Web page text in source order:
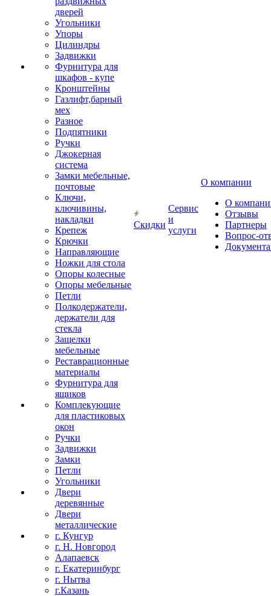
дверей
Угольники
Упоры
Цилиндры
Задвижки
Фурнитура для
шкафов - купе
Кронштейны
Газлифт,барный
мех
Разное
Подпятники
Ручки
Джокерная
система
Замки мебельные,
почтовые
Ключи,
ключивины,
накладки
Крепеж
Крючки
Направляющие
Ножки для стола
Опоры колесные
Опоры мебельные
Петли
Полкодержатели,
держатели для
стекла
Защелки
мебельные
Реставрационные
материалы
Фурнитура для
ящиков
Комплекующие
для пластиковых
окон
Ручки
Задвижки
Замки
Петли
Угольники
Двери
деревянные
Двери
металлические
г. Кунгур
г. Н. Новгород
Алапаевск
г. Екатеринбург
г. Нытва
г.Казань
Скидки
Сервис
и
услуги
О компании
О
Отзывы
Партнеры
Вопрос-